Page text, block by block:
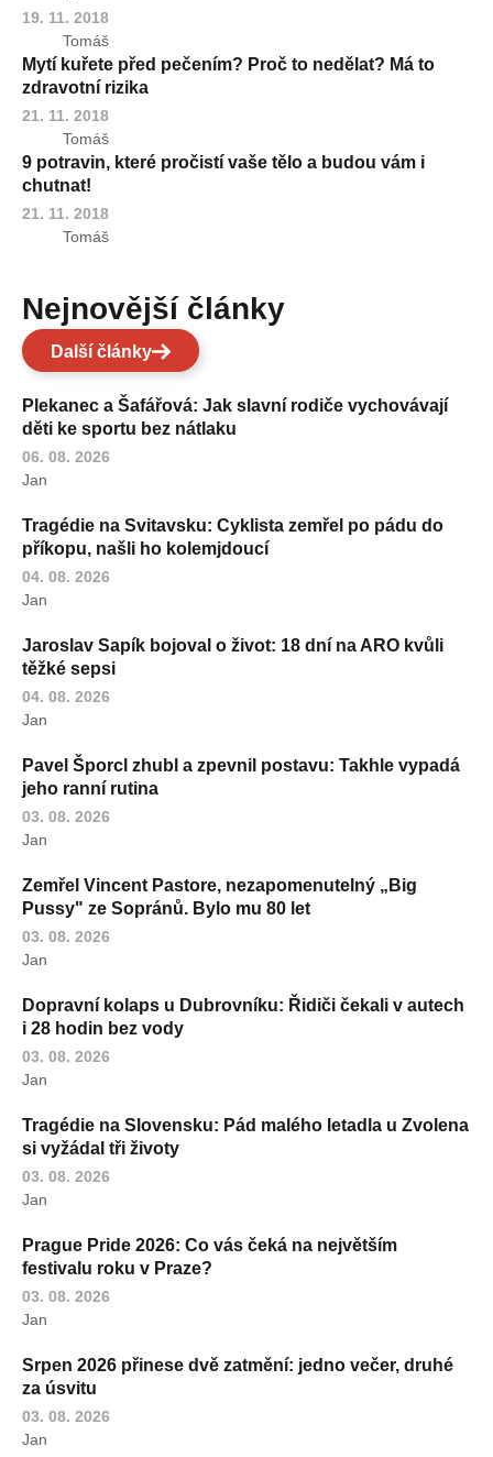
19. 11. 2018
Tomáš
Mytí kuřete před pečením? Proč to nedělat? Má to
zdravotní rizika
21. 11. 2018
Tomáš
9 potravin, které pročistí vaše tělo a budou vám i
chutnat!
21. 11. 2018
Tomáš
Nejnovější články
Další články
Plekanec a Šafářová: Jak slavní rodiče vychovávají
děti ke sportu bez nátlaku
06. 08. 2026
Jan
Tragédie na Svitavsku: Cyklista zemřel po pádu do
příkopu, našli ho kolemjdoucí
04. 08. 2026
Jan
Jaroslav Sapík bojoval o život: 18 dní na ARO kvůli
těžké sepsi
04. 08. 2026
Jan
Pavel Šporcl zhubl a zpevnil postavu: Takhle vypadá
jeho ranní rutina
03. 08. 2026
Jan
Zemřel Vincent Pastore, nezapomenutelný „Big
Pussy" ze Sopránů. Bylo mu 80 let
03. 08. 2026
Jan
Dopravní kolaps u Dubrovníku: Řidiči čekali v autech
i 28 hodin bez vody
03. 08. 2026
Jan
Tragédie na Slovensku: Pád malého letadla u Zvolena
si vyžádal tři životy
03. 08. 2026
Jan
Prague Pride 2026: Co vás čeká na největším
festivalu roku v Praze?
03. 08. 2026
Jan
Srpen 2026 přinese dvě zatmění: jedno večer, druhé
za úsvitu
03. 08. 2026
Jan